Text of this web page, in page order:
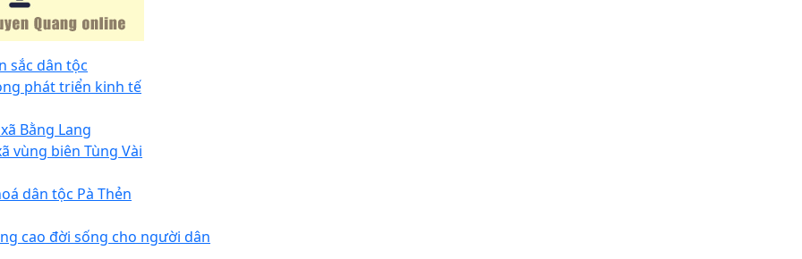
sắc dân tộc
phát triển kinh tế
Bằng Lang
vùng biên Tùng Vài
dân tộc Pà Thẻn
cao đời sống cho người dân